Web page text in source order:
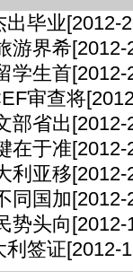
出毕业[2012-
游界希[2012-
学生首[2012-
审查将
部省出[2012-
在于准[2012-
利亚移[2012-
同国加[2012-
势头向[2012-
利签证[2012-